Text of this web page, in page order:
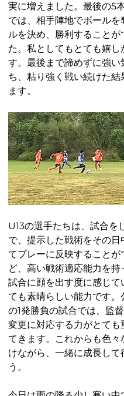
実に増えました。最後の5
では、相手陣地でボールを
ルを決め、勝利することが
た。私としてもとても嬉し
す。最後まで諦めずに強い
ち、粘り強く戦い続けた結
ます。
U13の選手たちは、試合を
で、提示した戦術をその日
てプレーに反映することが
ど、高い戦術適応能力を持
試合に顔を出す度に感じて
ても素晴らしい能力です。
の1発勝負の試合では、監
変更に対応する力がとても
てきます。これからも色々
けながら、一緒に成長して
う。